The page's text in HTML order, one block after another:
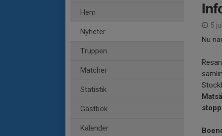
Hem
Nyheter
Truppen
Matcher
Statistik
Gästbok
Kalender
5
Nu